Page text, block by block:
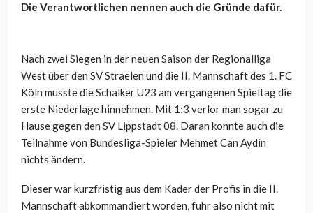
Die Verantwortlichen nennen auch die Gründe dafür.
Nach zwei Siegen in der neuen Saison der Regionalliga
West über den SV Straelen und die II. Mannschaft des 1. FC
Köln musste die Schalker U23 am vergangenen Spieltag die
erste Niederlage hinnehmen. Mit 1:3 verlor man sogar zu
Hause gegen den SV Lippstadt 08. Daran konnte auch die
Teilnahme von Bundesliga-Spieler Mehmet Can Aydin
nichts ändern.
Dieser war kurzfristig aus dem Kader der Profis in die II.
Mannschaft abkommandiert worden, fuhr also nicht mit